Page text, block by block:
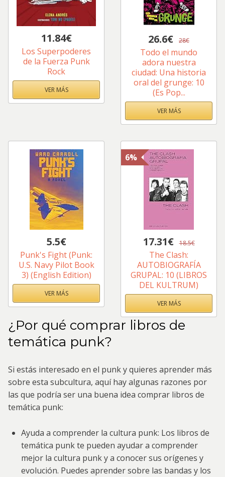
11.84€
Los Superpoderes
de la Fuerza Punk
Rock
VER MÁS
26.6€ 28€
Todo el mundo
adora nuestra
ciudad: Una historia
oral del grunge: 10
(Es Pop...
VER MÁS
5.5€
Punk's Fight (Punk:
U.S. Navy Pilot Book
3) (English Edition)
VER MÁS
6%
17.31€ 18.5€
The Clash:
AUTOBIOGRAFÍA
GRUPAL: 10 (LIBROS
DEL KULTRUM)
VER MÁS
¿Por qué comprar libros de
temática punk?
Si estás interesado en el punk y quieres aprender más
sobre esta subcultura, aquí hay algunas razones por
las que podría ser una buena idea comprar libros de
temática punk:
Ayuda a comprender la cultura punk: Los libros de
temática punk te pueden ayudar a comprender
mejor la cultura punk y a conocer sus orígenes y
evolución. Puedes aprender sobre las bandas y los